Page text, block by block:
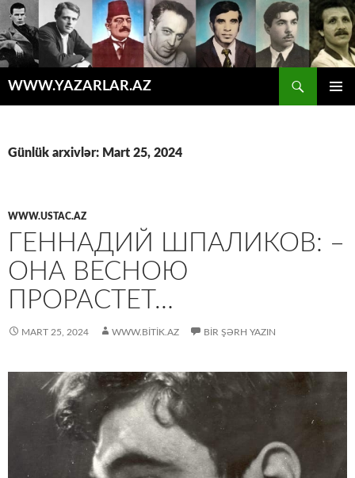
WWW.YAZARLAR.AZ
Günlük arxivlər: Mart 25, 2024
WWW.USTAC.AZ
ГЕННАДИЙ ШПАЛИКОВ: –
ОНА ВЕСНОЮ
ПРОРАСТЕТ…
MART 25, 2024 WWW.BITIK.AZ BIR ŞƏRH YAZIN